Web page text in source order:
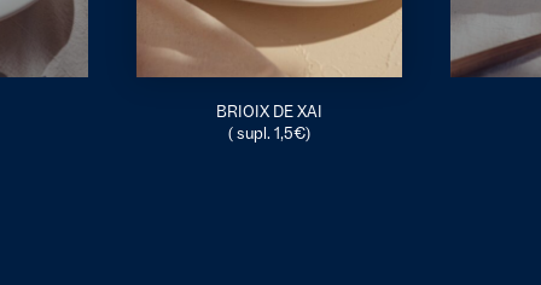
BRIOIX DE XAI
( supl. 1,5€)